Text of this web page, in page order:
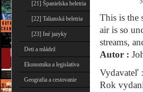
[21] Španielska beletria
[22] Talianská beletria
[23] Iné jazyky
Deti a mládež
Ekonomika a legislatíva
Geografia a cestovanie
This is the
air is so
streams,
Autor :
Vydavateľ
Rok